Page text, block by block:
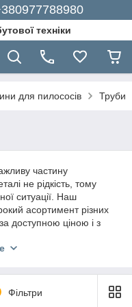
техніки
для пилососів Труби
частину
не рідкість, тому
ситуації. Наш
асортимент різних
доступною ціною і з
трубка. Прежде всего,
Фільтри